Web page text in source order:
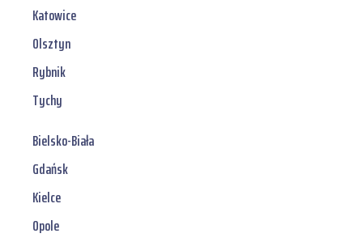
Katowice
Olsztyn
Rybnik
Tychy
Bielsko-Biała
Gdańsk
Kielce
Opole